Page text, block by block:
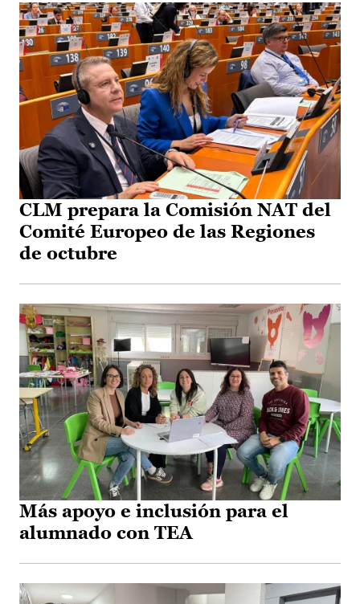
CLM prepara la Comisión NAT del
Comité Europeo de las Regiones
de octubre
Más apoyo e inclusión para el
alumnado con TEA